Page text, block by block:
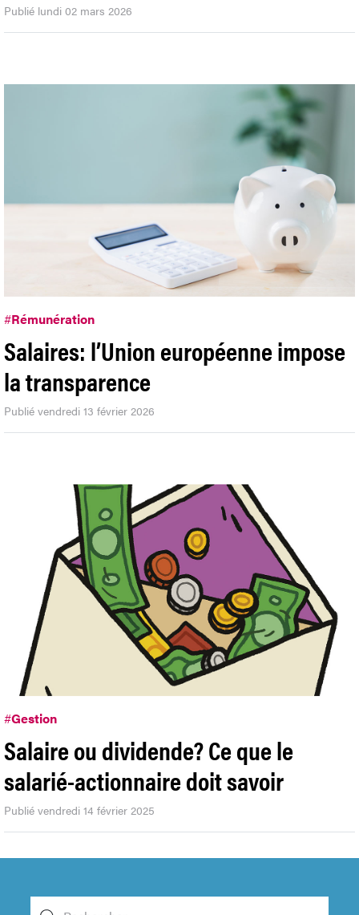
Publié lundi 02 mars 2026
#Rémunération
Salaires: l’Union européenne impose
la transparence
Publié vendredi 13 février 2026
#Gestion
Salaire ou dividende? Ce que le
salarié-actionnaire doit savoir
Publié vendredi 14 février 2025